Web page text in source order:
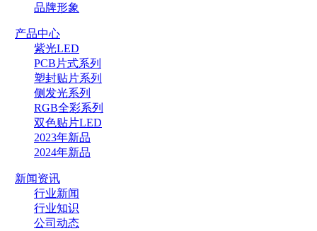
品牌形象
产品中心
紫光LED
PCB片式系列
塑封贴片系列
侧发光系列
RGB全彩系列
双色贴片LED
2023年新品
2024年新品
新闻资讯
行业新闻
行业知识
公司动态